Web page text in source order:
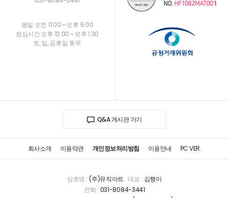
평일 오전 11:00 ~ 오후 5:00
점심시간 오후 12:00 ~ 오후 1:30
토, 일, 공휴일 휴무
Q&A 게시판 가기
회사소개 이용약관 개인정보처리방침 이용안내 PC VER.
상호명 :(주)뮤직아트 대표 : 김행미
전화 : 031-8084-3441